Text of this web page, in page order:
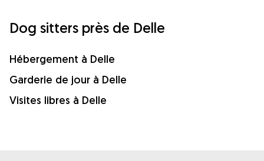
Dog sitters près de Delle
Hébergement à Delle
Garderie de jour à Delle
Visites libres à Delle